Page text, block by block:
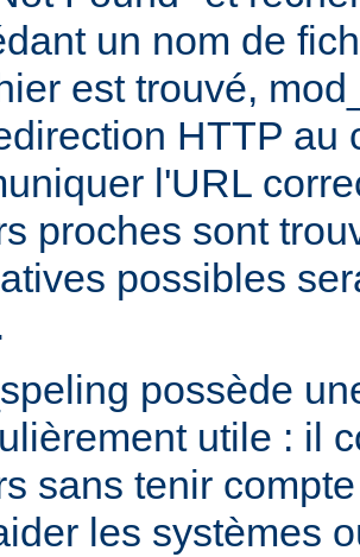
un nom de
est trouvé,
HTTP au
l'URL
proches sont
possibles
possède
utile : il
sans tenir
les systèmes